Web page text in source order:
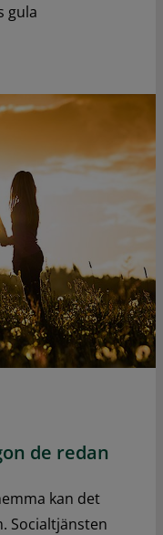
gula
de redan
kan det
Socialtjänsten